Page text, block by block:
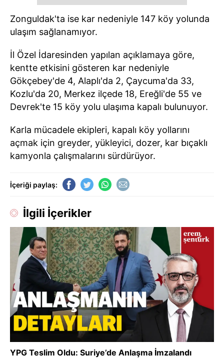
Zonguldak'ta ise kar nedeniyle 147 köy yolunda
ulaşım sağlanamıyor.
İl Özel İdaresinden yapılan açıklamaya göre,
kentte etkisini gösteren kar nedeniyle
Gökçebey'de 4, Alaplı'da 2, Çaycuma'da 33,
Kozlu'da 20, Merkez ilçede 18, Ereğli'de 55 ve
Devrek'te 15 köy yolu ulaşıma kapalı bulunuyor.
Karla mücadele ekipleri, kapalı köy yollarını
açmak için greyder, yükleyici, dozer, kar bıçaklı
kamyonla çalışmalarını sürdürüyor.
İçeriği paylaş:
İlgili İçerikler
YPG Teslim Oldu: Suriye’de Anlaşma İmzalandı